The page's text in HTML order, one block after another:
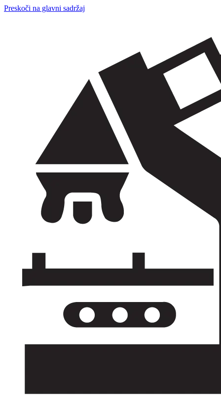
Preskoči na glavni sadržaj